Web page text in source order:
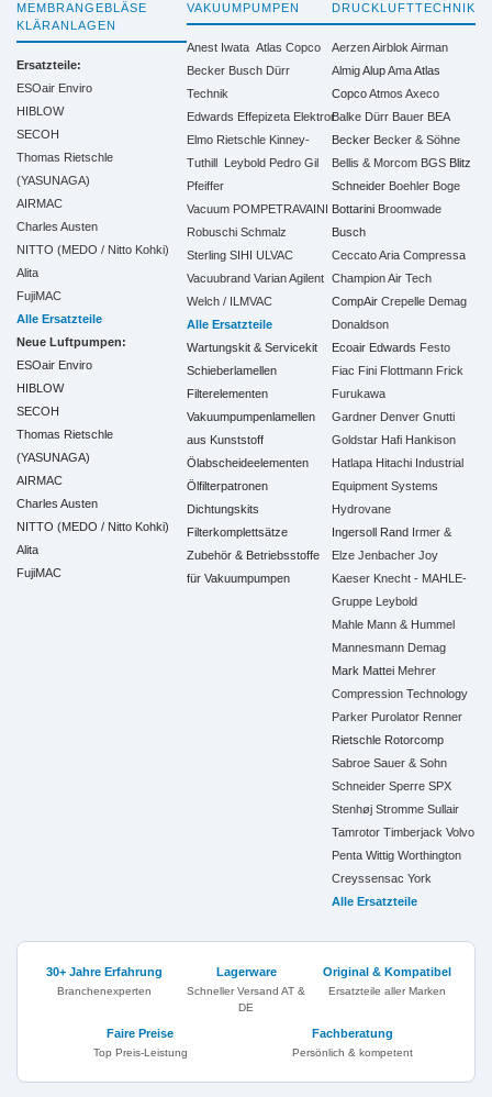
MEMBRANGEBLÄSE
KLÄRANLAGEN
Ersatzteile:
ESOair Enviro
HIBLOW
SECOH
Thomas Rietschle
(YASUNAGA)
AIRMAC
Charles Austen
NITTO (MEDO / Nitto Kohki)
Alita
FujiMAC
Alle Ersatzteile
Neue Luftpumpen:
ESOair Enviro
HIBLOW
SECOH
Thomas Rietschle
(YASUNAGA)
AIRMAC
Charles Austen
NITTO (MEDO / Nitto Kohki)
Alita
FujiMAC
VAKUUMPUMPEN
Anest Iwata Atlas Copco
Becker Busch Dürr
Technik
Edwards Effepizeta Elektror
Elmo Rietschle Kinney-
Tuthill Leybold Pedro Gil
Pfeiffer
Vacuum POMPETRAVAINI
Robuschi Schmalz
Sterling SIHI ULVAC
Vacuubrand Varian Agilent
Welch / ILMVAC
Alle Ersatzteile
Wartungskit & Servicekit
Schieberlamellen
Filterelementen
Vakuumpumpenlamellen
aus Kunststoff
Ölabscheideelementen
Ölfilterpatronen
Dichtungskits
Filterkomplettsätze
Zubehör & Betriebsstoffe
für Vakuumpumpen
DRUCKLUFTTECHNIK
AerzenAirblok Airman
Almig Alup Ama Atlas
Copco Atmos Axeco
Balke Dürr Bauer BEA
Becker Becker & Söhne
Bellis & Morcom BGS Blitz
Schneider Boehler Boge
Bottarini Broomwade
Busch
Ceccato Aria Compressa
Champion Air Tech
CompAir Crepelle Demag
Donaldson
Ecoair Edwards Festo
Fiac Fini Flottmann Frick
Furukawa
Gardner Denver Gnutti
Goldstar Hafi Hankison
Hatlapa Hitachi Industrial
Equipment Systems
Hydrovane
Ingersoll Rand Irmer &
Elze Jenbacher Joy
Kaeser Knecht - MAHLE-
Gruppe Leybold
Mahle Mann & Hummel
Mannesmann Demag
Mark Mattei Mehrer
Compression Technology
Parker Purolator Renner
Rietschle Rotorcomp
Sabroe Sauer & Sohn
Schneider Sperre SPX
Stenhøj Stromme Sullair
Tamrotor Timberjack Volvo
Penta Wittig Worthington
Creyssensac York
Alle Ersatzteile
30+ Jahre Erfahrung
Branchenexperten
Lagerware
Schneller Versand AT &
DE
Original & Kompatibel
Ersatzteile aller Marken
Faire Preise
Top Preis-Leistung
Fachberatung
Persönlich & kompetent